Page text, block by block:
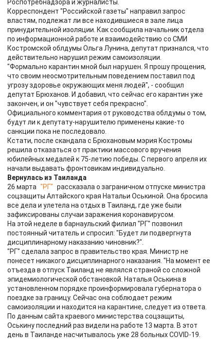
Роспотребнадзора и журналисты.
Корреспондент "Российской газеты" направил запрос
властям, подлежат ли все находившиеся в зале лица
принудительной изоляции. Как сообщила начальник отдела
по информационной работе и взаимодействию со СМИ
Костромской облдумы Ольга Лунина, депутат признался, что
действительно нарушил режим самоизоляции.
"Формально карантин мной был нарушен. Я прошу прощения,
что своим неосмотрительным поведением поставил под
угрозу здоровье окружающих меня людей", - сообщил
депутат Брюханов. И добавил, что сейчас его карантин уже
закончен, и он "чувствует себя прекрасно".
Официального комментария от руководства облдумы о том,
будут ли к депутату-нарушителю применены какие-то
санкции пока не последовало.
Кстати, после скандала с Брюхановым мэрия Костромы
решила отказаться от практики массового вручения
юбилейных медалей к 75-летию победы. С первого апреля их
начали выдавать фронтовикам индивидуально.
Вернулась из Таиланда
26 марта "РГ" рассказала о заграничном отпуске министра
соцзащиты Алтайского края Натальи Оськиной. Она бросила
все дела и улетела на отдых в Таиланд, где уже были
зафиксированы случаи заражения коронавирусом.
На этой неделе в барнаульский филиал "РГ" позвонил
постоянный читатель и спросил: "Будет ли подвергнута
дисциплинарному наказанию чиновник?".
"РГ" сделала запрос в правительство края. Министр не
понесет никакого дисциплинарного наказания. "На момент ее
отъезда в отпуск Таиланд не являлся страной со сложной
эпидемиологической обстановкой. Наталья Оськина в
установленном порядке проинформировала губернатора о
поездке за границу. Сейчас она соблюдает режим
самоизоляции и находится на карантине, следует из ответа.
По данным сайта краевого министерства соцзащиты,
Оськину последний раз видели на работе 13 марта. В этот
день в Таиланде насчитывалось уже 28 больных COVID-19.